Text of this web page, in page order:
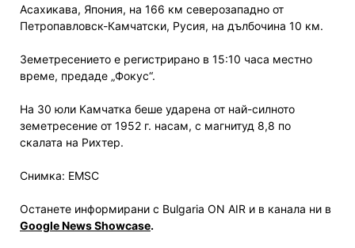
Асахикава, Япония, на 166 км северозападно от
Петропавловск-Камчатски, Русия, на дълбочина 10 км.
Земетресението е регистрирано в 15:10 часа местно
време, предаде „Фокус“.
На 30 юли Камчатка беше ударена от най-силното
земетресение от 1952 г. насам, с магнитуд 8,8 по
скалата на Рихтер.
Снимка: EMSC
Останете информирани с Bulgaria ON AIR и в канала ни в
Google News Showcase.